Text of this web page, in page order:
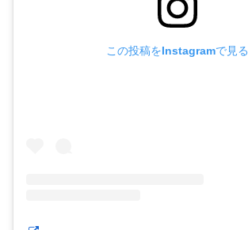
この投稿をInstagramで見る